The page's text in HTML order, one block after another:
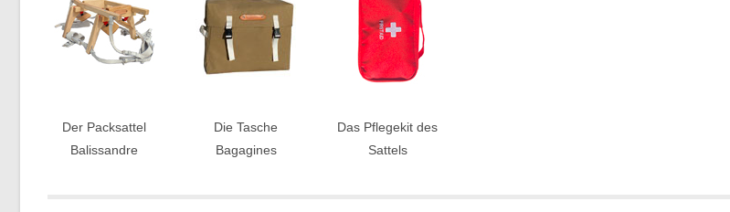
Der Packsattel
Balissandre
Die Tasche
Bagagines
Das Pflegekit des
Sattels